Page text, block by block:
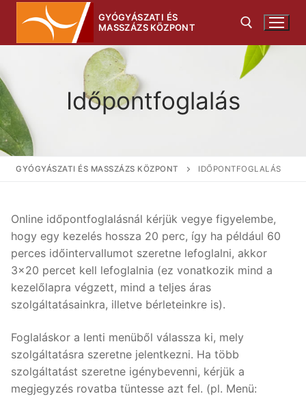
tartalomra
GYÓGYÁSZATI ÉS
MASSZÁZS KÖZPONT
Keresése:
Keresése:
Áraink
Szolgáltatásaink
AZ ALPHA OXY LED RENDSZER GYORS
Mi az Aquafitness?
RF rádiófrekvenciás zsírbontás
GYIK
Masszőreink
Kapcsolat
Időpontfoglalás
GYÓGYÁSZATI ÉS MASSZÁZS KÖZPONT IDŐPONTFOGLALÁS
Online időpontfoglalásnál kérjük vegye figyelembe,
hogy egy kezelés hossza 20 perc, így ha például 60
perces időintervallumot szeretne lefoglalni, akkor
3×20 percet kell lefoglalnia (ez vonatkozik mind a
kezelőlapra végzett, mind a teljes áras
szolgáltatásainkra, illetve bérleteinkre is).
Foglaláskor a lenti menüből válassza ki, mely
szolgáltatásra szeretne jelentkezni. Ha több
szolgáltatást szeretne igénybevenni, kérjük a
megjegyzés rovatba tüntesse azt fel. (pl. Menü: